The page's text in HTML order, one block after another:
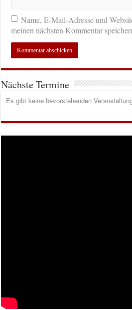
Name, E-Mail-Adresse und
meinen nächsten Kommentar
Nächste Termine
Es gibt keine bevorstehenden